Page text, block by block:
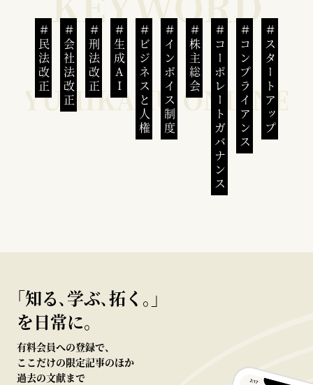
民法改正 会社法改正 刑法改正 生成AI ビジネスと人権インボイス制度 株主総会 コーポレートガバナンスコンプライアンススタートアップ
｢知る､学ぶ､拓く｡｣
を日常に。
有料会員への登録で、
ここだけの限定記事のほか
過去の文献まで